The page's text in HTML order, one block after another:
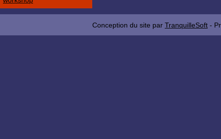
Conception du site par TranquilleSoft -